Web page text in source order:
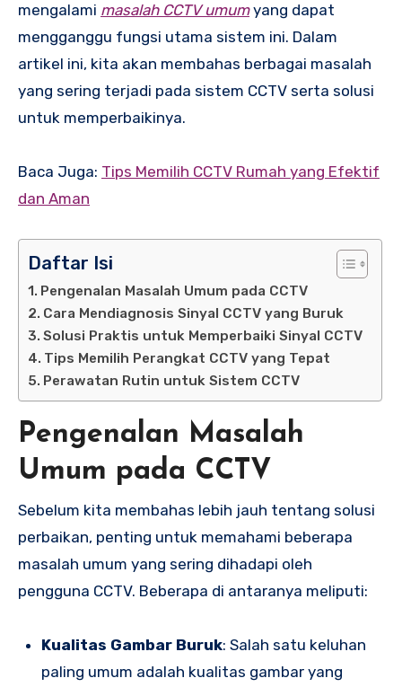
mengalami masalah CCTV umumyang dapat
mengganggu fungsi utama sistem ini. Dalam
artikel ini, kita akan membahas berbagai masalah
yang sering terjadi pada sistem CCTV serta solusi
untuk memperbaikinya.
Baca Juga: Tips Memilih CCTV Rumah yang Efektif
dan Aman
Daftar Isi
Pengenalan Masalah Umum pada CCTV
Cara Mendiagnosis Sinyal CCTV yang Buruk
Solusi Praktis untuk Memperbaiki Sinyal CCTV
Tips Memilih Perangkat CCTV yang Tepat
Perawatan Rutin untuk Sistem CCTV
Pengenalan Masalah
Umum pada CCTV
Sebelum kita membahas lebih jauh tentang solusi
perbaikan, penting untuk memahami beberapa
masalah umum yang sering dihadapi oleh
pengguna CCTV. Beberapa di antaranya meliputi:
Kualitas Gambar Buruk: Salah satu keluhan
paling umum adalah kualitas gambar yang